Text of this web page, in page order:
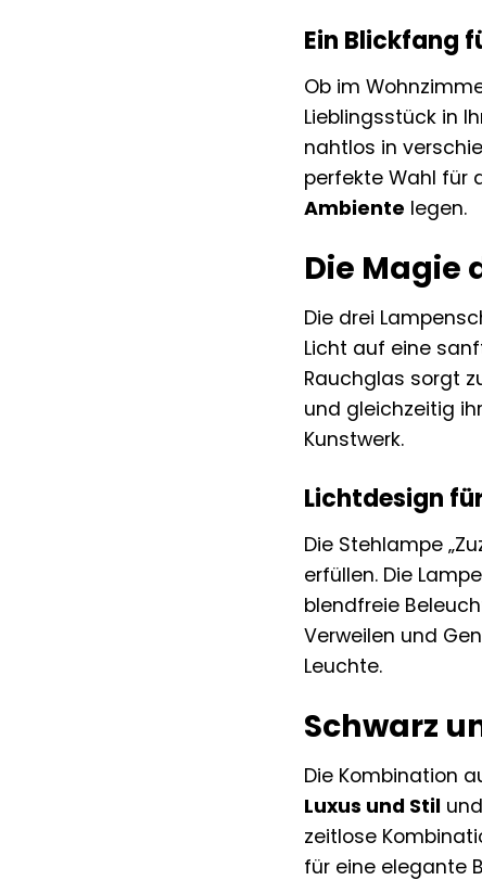
Ein Blickfang
Ob im
Lieblingsstück in
nahtlos in
perfekte Wahl für
Ambiente legen.
Die Magie
Die drei
Licht auf eine
Rauchglas sorgt
und gleichzeitig
Kunstwerk.
Lichtdesign
Die Stehlampe
erfüllen. Die
blendfreie
Verweilen und
Leuchte.
Schwarz
Die Kombination
Luxus und Stil
zeitlose
für eine elegante